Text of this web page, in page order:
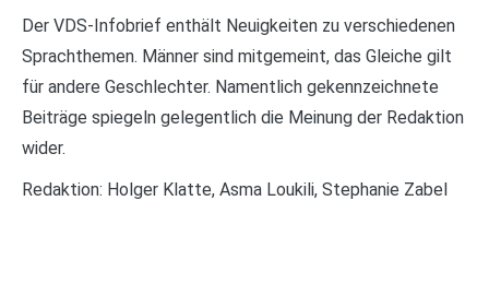
Der VDS-Infobrief enthält Neuigkeiten zu verschiedenen
Sprachthemen. Männer sind mitgemeint, das Gleiche gilt
für andere Geschlechter. Namentlich gekennzeichnete
Beiträge spiegeln gelegentlich die Meinung der Redaktion
wider.
Redaktion: Holger Klatte, Asma Loukili, Stephanie Zabel